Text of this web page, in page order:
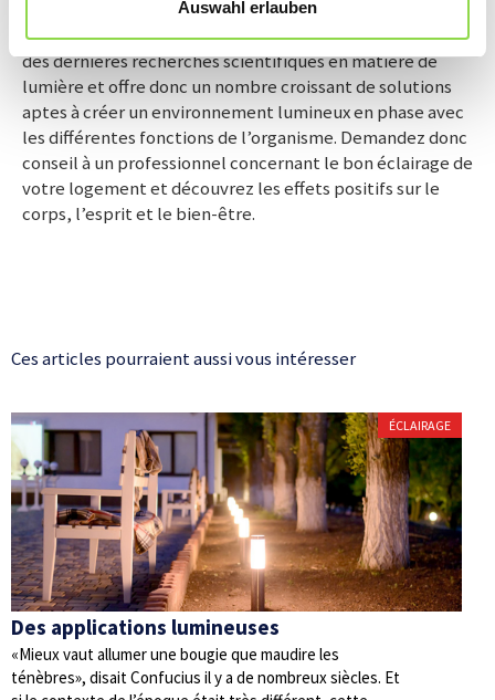
Auswahl erlauben
En tous les cas, il vaut la peine de s’adjoindre les services
d’un professionnel, car la technologie suit les progrès
des dernières recherches scientifiques en matière de
lumière et offre donc un nombre croissant de solutions
aptes à créer un environnement lumineux en phase avec
les différentes fonctions de l’organisme. Demandez donc
conseil à un professionnel concernant le bon éclairage de
votre logement et découvrez les effets positifs sur le
corps, l’esprit et le bien-être.
Ces articles pourraient aussi vous intéresser
ÉCLAIRAGE
Des applications lumineuses
«Mieux vaut allumer une bougie que maudire les
ténèbres», disait Confucius il y a de nombreux siècles. Et